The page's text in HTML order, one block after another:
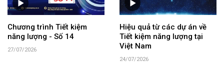
Chương trình Tiết kiệm
năng lượng - Số 14
27/07/2026
Hiệu quả từ các dự án về
Tiết kiệm năng lượng tại
Việt Nam
24/07/2026